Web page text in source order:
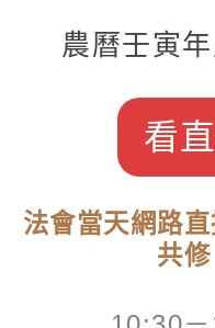
農曆壬寅
看
法會當天網路
共修